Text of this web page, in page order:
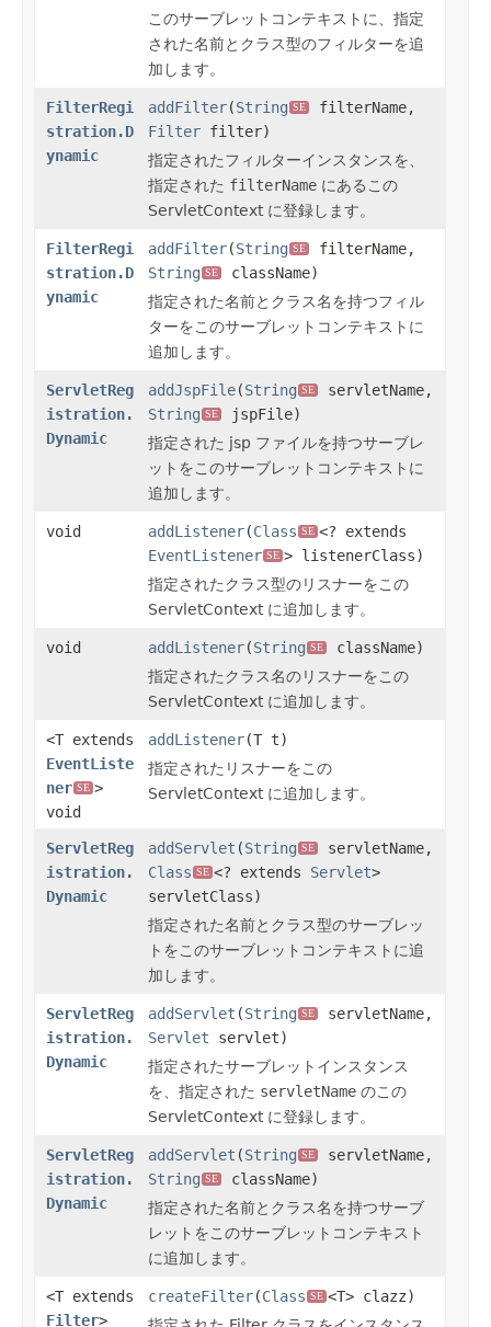
このサーブレットコンテキストに、指定
された名前とクラス型のフィルターを追
加します。
FilterRegi
stration.D
ynamic
addFilter(String SE
filterName,
Filter filter)
指定されたフィルターインスタンスを、
指定された filterName にあるこの
ServletContext に登録します。
FilterRegi
stration.D
ynamic
addFilter(String SE
filterName,
String SE
className)
指定された名前とクラス名を持つフィル
ターをこのサーブレットコンテキストに
追加します。
ServletReg
istration.
Dynamic
addJspFile(String SE
servletName,
String SE
jspFile)
指定された jsp ファイルを持つサーブレ
ットをこのサーブレットコンテキストに
追加します。
void addListener(Class SE <? extends
EventListener SE > listenerClass)
指定されたクラス型のリスナーをこの
ServletContext に追加します。
void addListener(String SE
className)
指定されたクラス名のリスナーをこの
ServletContext に追加します。
<T extends
EventListe
ner SE >
void
addListener(T t)
指定されたリスナーをこの
ServletContext に追加します。
ServletReg
istration.
Dynamic
addServlet (String SE
servletName,
Class SE <? extends Servlet>
servletClass)
指定された名前とクラス型のサーブレッ
トをこのサーブレットコンテキストに追
加します。
ServletReg
istration.
Dynamic
addServlet (String SE
servletName,
Servlet servlet)
指定されたサーブレットインスタンス
を、指定された servletName のこの
ServletContext に登録します。
ServletReg
istration.
Dynamic
addServlet (String SE
servletName,
String SE
className)
指定された名前とクラス名を持つサーブ
レットをこのサーブレットコンテキスト
に追加します。
<T extends
Filter>
createFilter(Class SE <T> clazz)